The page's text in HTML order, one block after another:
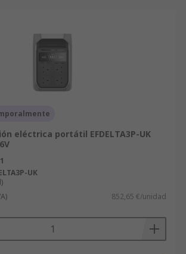
eléctrica portátil EFDELTA3P-UK
UK
852,65 €/unidad